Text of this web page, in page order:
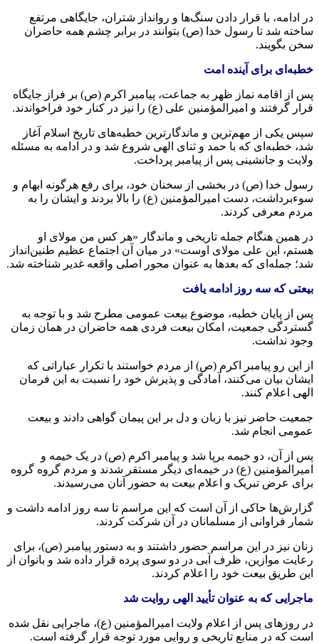
در ادامه، با قرار دادن سنگ‌ها و روانداز شتران، جایگاهی مرتفع
ساخته شد تا رسول خدا (ص) بتوانند در برابر چشم همه حاضران
سخن بگویند.
خطبه‌ای برای آینده امت
پس از اقامه نماز ظهر به جماعت، پیامبر اکرم (ص) بر فراز جایگاه
قرار گرفتند و امیرالمؤمنین علی (ع) را نیز در کنار خود فراخواندند.
سپس یکی از مهم‌ترین و ماندگارترین خطبه‌های تاریخ اسلام آغاز
شد، خطبه‌ای که با حمد و ثنای الهی شروع شد و در ادامه به مسئله
ولایت و جانشینی پس از پیامبر پرداخت.
رسول خدا (ص) در بخشی از سخنان خود، برای رفع هرگونه ابهام و
سوءبرداشت، دست امیرالمؤمنین (ع) را بالا بردند و ایشان را به
مردم معرفی کردند.
در همین هنگام جمله تاریخی و ماندگار «هر کس من مولای او
هستم، این علی مولای اوست» در میان آن اجتماع عظیم طنین‌انداز
شد؛ جمله‌ای که بعدها به عنوان محور اصلی واقعه غدیر شناخته شد.
بیعتی که سه روز ادامه یافت
پس از پایان خطبه، موضوع بیعت عمومی مطرح شد و با توجه به
گستردگی جمعیت، امکان بیعت فردی همه حاضران در همان زمان
وجود نداشت.
از این رو پیامبر اکرم (ص) از مردم خواستند با تکرار عباراتی که
ایشان بیان می‌کنند، آمادگی و پذیرش خود را نسبت به این فرمان
الهی اعلام کنند.
جمعیت حاضر نیز با زبان و دل بر این پیمان گواهی دادند و بیعت
عمومی انجام شد.
پس از آن، دو خیمه برپا شد و پیامبر اکرم (ص) در یک خیمه و
امیرالمؤمنین (ع) در خیمه‌ای دیگر مستقر شدند و مردم گروه گروه
برای عرض تبریک و اعلام بیعت به حضور آنان می‌رسیدند.
گزارش‌ها حاکی از آن است که این مراسم تا سه روز ادامه داشت و
شمار فراوانی از مسلمانان در آن شرکت کردند.
زنان نیز در این مراسم حضور داشتند و به دستور پیامبر (ص)، برای
رعایت موازین، ظرف آبی در دو سوی پرده قرار داده شد و بانوان از
این طریق بیعت خود را اعلام کردند.
ماجرایی که به عنوان تأیید الهی روایت شد
در روزهای پس از اعلام ولایت امیرالمؤمنین (ع)، ماجرایی نقل شده
است که در منابع تاریخی و روایی مورد توجه قرار گرفته است.